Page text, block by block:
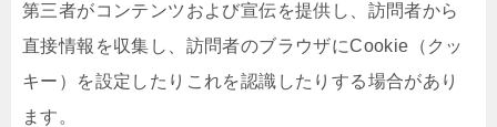
第三者がコンテンツおよび宣伝を提供し、訪問者から
直接情報を収集し、訪問者のブラウザにCookie（クッ
キー）を設定したりこれを認識したりする場合があり
ます。